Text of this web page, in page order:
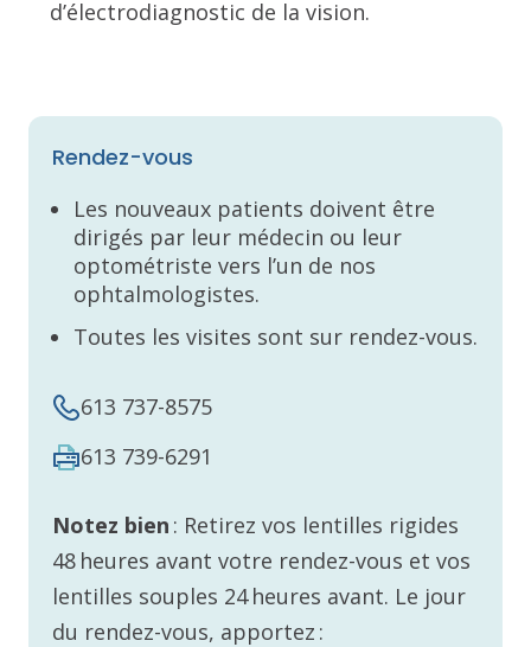
d’électrodiagnostic de la vision.
Rendez-vous
Les nouveaux patients doivent être
dirigés par leur médecin ou leur
optométriste vers l’un de nos
ophtalmologistes.
Toutes les visites sont sur rendez-vous.
613 737-8575
613 739-6291
Notez bien : Retirez vos lentilles rigides
48 heures avant votre rendez-vous et vos
lentilles souples 24 heures avant. Le jour
du rendez-vous, apportez :